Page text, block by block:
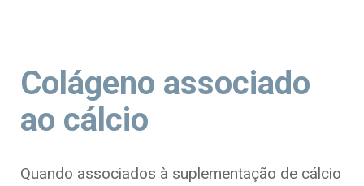
Colágeno associado
ao cálcio
Quando associados à suplementação de cálcio